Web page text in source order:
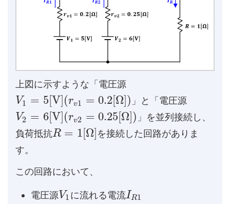
上図に示すような「電圧源
V1 = 5[ V] (rv1 = 0.2[ Ω] ) 」と「電圧源
V2 = 6[ V] (rv2 = 0.25[ Ω] ) 」を並列接続し、
負荷抵抗R = 1 Ω] を接続した回路がありま
す。
この回路において、
電圧源V1 に流れる電流IR1